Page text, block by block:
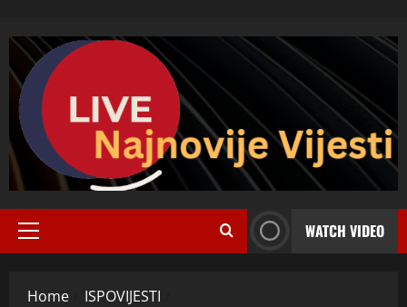
Primary
WATCH VIDEO
Home
ISPOVIJESTI